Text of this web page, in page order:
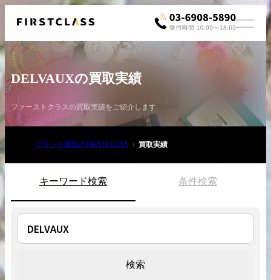
03-6908-5890
DELVAUXの買取実績
ファーストクラスの買取実績をご紹介します
ブランド買取のFIRSTCLASS 買取実績
キーワード検索 条件検索
検索